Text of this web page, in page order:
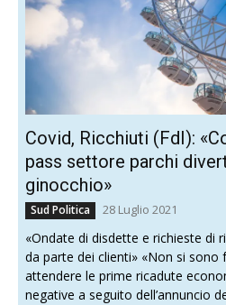
Covid, Ricchiuti (FdI):
pass settore parchi
ginocchio»
Sud Politica 28 Luglio 2021
«Ondate di disdette e richieste di
da parte dei clienti» «Non si sono
attendere le prime ricadute
negative a seguito dell’annuncio